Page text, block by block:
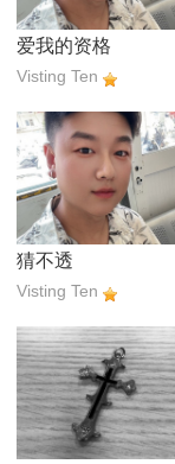
爱我的资格
Visting Ten
猜不透
Visting Ten